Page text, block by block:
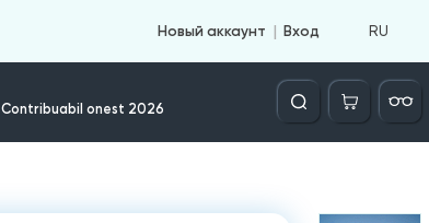
Новый аккаунт Вход RU
Contribuabil onest 2026
Căutare